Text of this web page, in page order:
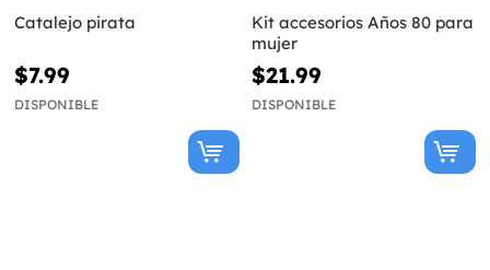
Catalejo pirata
$7.99
DISPONIBLE
Kit accesorios Años 80 para
mujer
$21.99
DISPONIBLE